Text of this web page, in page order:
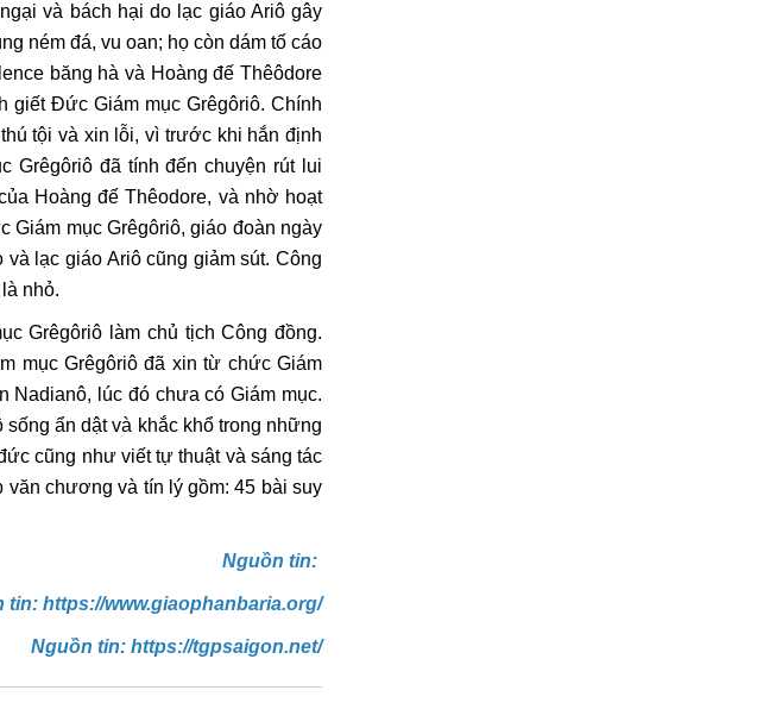
và bách hại do lạc giáo Ariô gây
ném đá, vu oan; họ còn dám tố cáo
băng hà và Hoàng đế Thêôdore
giết Đức Giám mục Grêgôriô. Chính
tội và xin lỗi, vì trước khi hắn định
Grêgôriô đã tính đến chuyện rút lui
Hoàng đế Thêodore, và nhờ hoạt
mục Grêgôriô, giáo đoàn ngày
lạc giáo Ariô cũng giảm sút. Công
nhỏ.
Grêgôriô làm chủ tịch Công đồng.
mục Grêgôriô đã xin từ chức Giám
Nadianô, lúc đó chưa có Giám mục.
ẩn dật và khắc khổ trong những
cũng như viết tự thuật và sáng tác
chương và tín lý gồm: 45 bài suy
Nguồn tin:
tin: https://www.giaophanbaria.org/
Nguồn tin: https://tgpsaigon.net/